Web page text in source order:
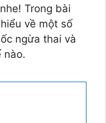
Trong bài
về một số
ngừa thai và
nào.